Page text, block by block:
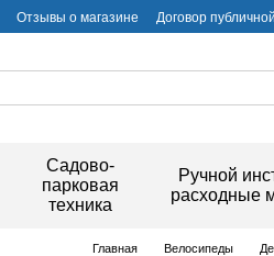
Отзывы о магазине
Договор
Садово-
парковая
техника
Ручной
расходные
Главная Велосипеды